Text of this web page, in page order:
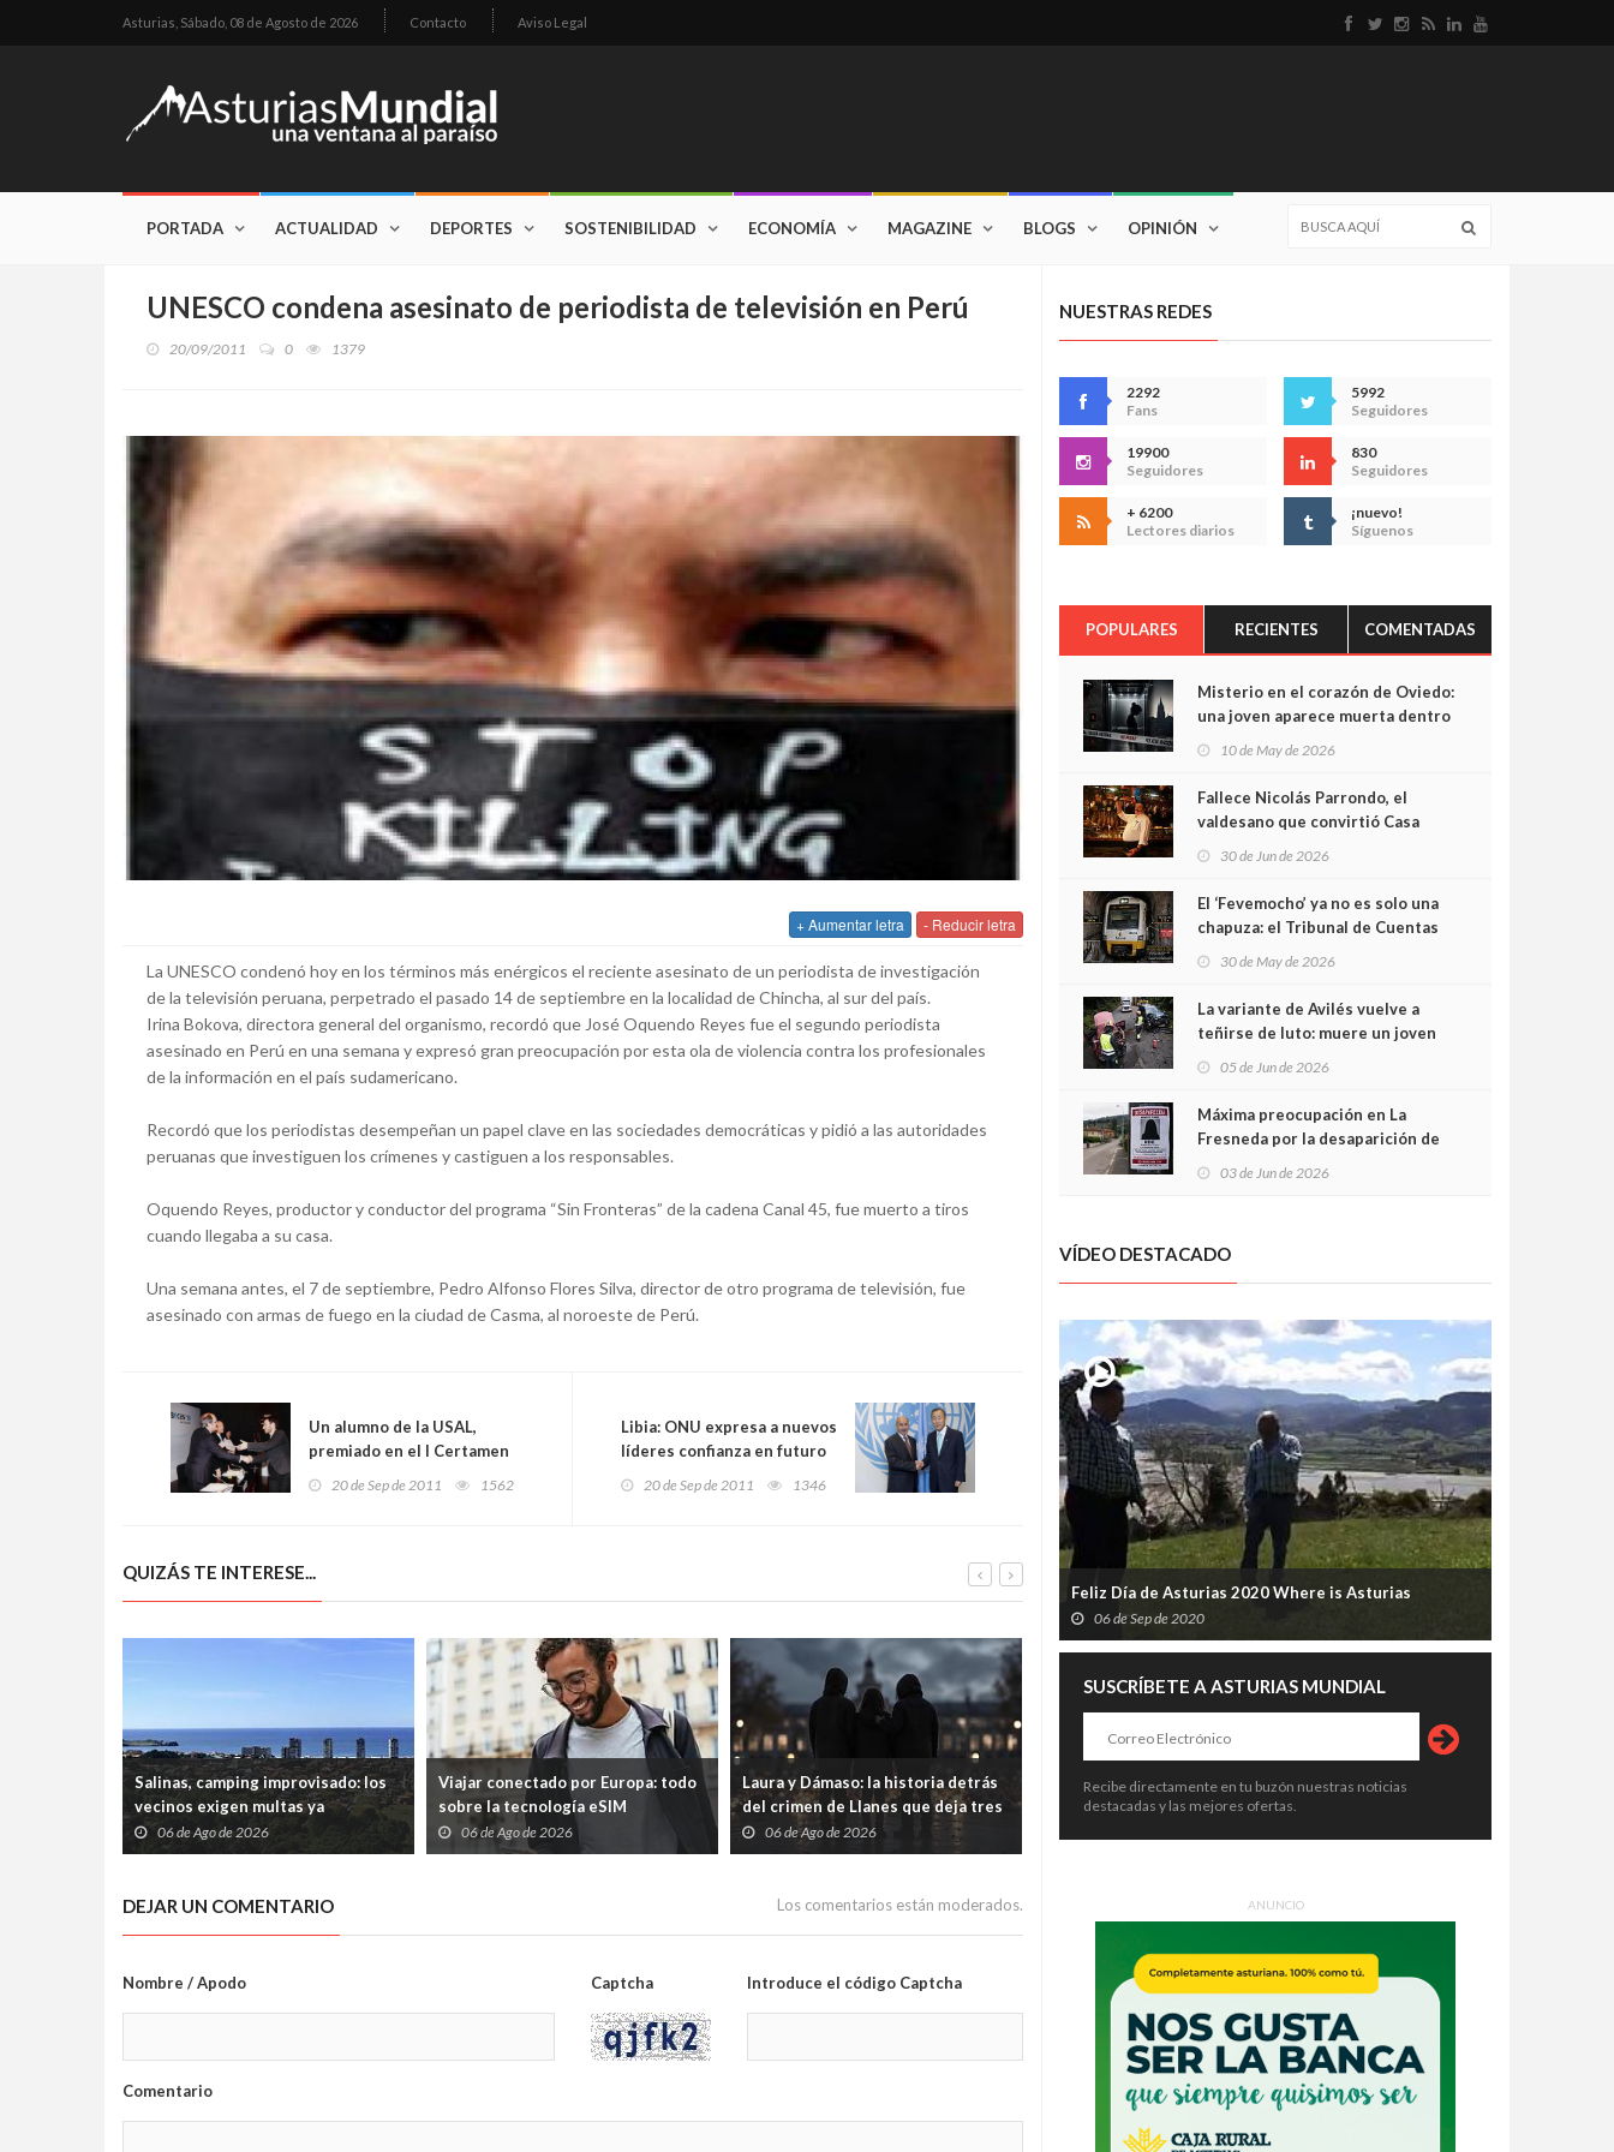
Asturias, Sábado, 08 de Agosto de 2026 Contacto Aviso Legal
PORTADA ACTUALIDAD DEPORTES SOSTENIBILIDAD ECONOMÍA MAGAZINE BLOGS OPINIÓN
UNESCO condena asesinato de periodista de televisión en Perú
20/09/2011 0 1379
+ Aumentar letra - Reducir letra
La UNESCO condenó hoy en los términos más enérgicos el reciente asesinato de un periodista de investigación
de la televisión peruana, perpetrado el pasado 14 de septiembre en la localidad de Chincha, al sur del país.
Irina Bokova, directora general del organismo, recordó que José Oquendo Reyes fue el segundo periodista
asesinado en Perú en una semana y expresó gran preocupación por esta ola de violencia contra los profesionales
de la información en el país sudamericano.
Recordó que los periodistas desempeñan un papel clave en las sociedades democráticas y pidió a las autoridades
peruanas que investiguen los crímenes y castiguen a los responsables.
Oquendo Reyes, productor y conductor del programa “Sin Fronteras” de la cadena Canal 45, fue muerto a tiros
cuando llegaba a su casa.
Una semana antes, el 7 de septiembre, Pedro Alfonso Flores Silva, director de otro programa de televisión, fue
asesinado con armas de fuego en la ciudad de Casma, al noroeste de Perú.
Un alumno de la USAL,
premiado en el I Certamen
FECYT de Comunicación
20 de Sep de 2011 1562
Libia: ONU expresa a nuevos
líderes confianza en futuro
del país
20 de Sep de 2011 1346
QUIZÁS TE INTERESE...
Salinas, camping improvisado: los
vecinos exigen multas ya
06 de Ago de 2026
Viajar conectado por Europa: todo
sobre la tecnología eSIM
06 de Ago de 2026
Laura y Dámaso: la historia detrás
del crimen de Llanes que deja tres
hijos huérfanos
06 de Ago de 2026
El crimen de Llanes destapa una
cadena de alertas: el asesino había
Asturias crea empleo, pero su
DEJAR UN COMENTARIO Los comentarios están moderados.
Nombre / Apodo Captcha Introduce el código Captcha
Comentario
NUESTRAS REDES
2292
Fans
5992
Seguidores
19900
Seguidores
830
Seguidores
+ 6200
Lectores diarios
¡nuevo!
Síguenos
POPULARES RECIENTES COMENTADAS
Misterio en el corazón de Oviedo:
una joven aparece muerta dentro
cámaras captan sus últimos
minutos
10 de May de 2026
Fallece Nicolás Parrondo, el
valdesano que convirtió Casa
30 de Jun de 2026
El ‘Fevemocho’ ya no es solo una
chapuza: el Tribunal de Cuentas
sobrecoste de los trenes que no
cabían por los túneles
30 de May de 2026
La variante de Avilés vuelve a
teñirse de luto: muere un joven
05 de Jun de 2026
Máxima preocupación en La
Fresneda por la desaparición de
03 de Jun de 2026
VÍDEO DESTACADO
Feliz Día de Asturias 2020 Where is Asturias
06 de Sep de 2020
SUSCRÍBETE A ASTURIAS MUNDIAL
Recibe directamente en tu buzón nuestras noticias
destacadas y las mejores ofertas.
ANUNCIO